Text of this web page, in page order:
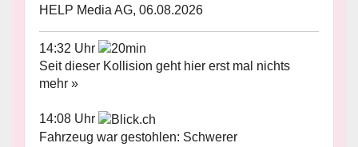
HELP Media AG, 06.08.2026
14:32 Uhr
Seit dieser Kollision geht hier erst mal nichts
mehr »
14:08 Uhr
Fahrzeug war gestohlen: Schwerer